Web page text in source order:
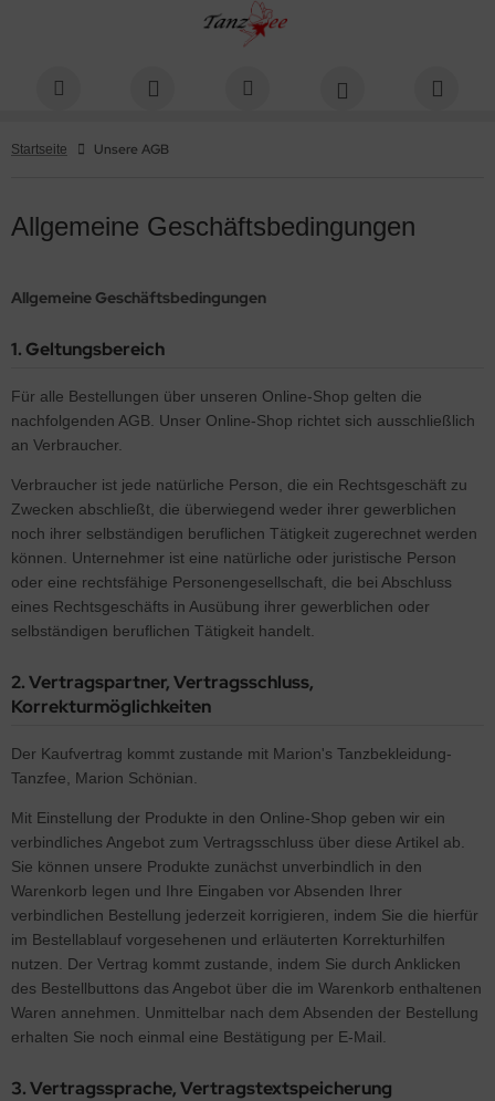
Startseite Unsere AGB
Allgemeine Geschäftsbedingungen
Allgemeine Geschäftsbedingungen
1. Geltungsbereich
Für alle Bestellungen über unseren Online-Shop gelten die
nachfolgenden AGB. Unser Online-Shop richtet sich ausschließlich
an Verbraucher.
Verbraucher ist jede natürliche Person, die ein Rechtsgeschäft zu
Zwecken abschließt, die überwiegend weder ihrer gewerblichen
noch ihrer selbständigen beruflichen Tätigkeit zugerechnet werden
können. Unternehmer ist eine natürliche oder juristische Person
oder eine rechtsfähige Personengesellschaft, die bei Abschluss
eines Rechtsgeschäfts in Ausübung ihrer gewerblichen oder
selbständigen beruflichen Tätigkeit handelt.
2. Vertragspartner, Vertragsschluss,
Korrekturmöglichkeiten
Der Kaufvertrag kommt zustande mit Marion's Tanzbekleidung-
Tanzfee, Marion Schönian.
Mit Einstellung der Produkte in den Online-Shop geben wir ein
verbindliches Angebot zum Vertragsschluss über diese Artikel ab.
Sie können unsere Produkte zunächst unverbindlich in den
Warenkorb legen und Ihre Eingaben vor Absenden Ihrer
verbindlichen Bestellung jederzeit korrigieren, indem Sie die hierfür
im Bestellablauf vorgesehenen und erläuterten Korrekturhilfen
nutzen. Der Vertrag kommt zustande, indem Sie durch Anklicken
des Bestellbuttons das Angebot über die im Warenkorb enthaltenen
Waren annehmen. Unmittelbar nach dem Absenden der Bestellung
erhalten Sie noch einmal eine Bestätigung per E-Mail.
3. Vertragssprache, Vertragstextspeicherung